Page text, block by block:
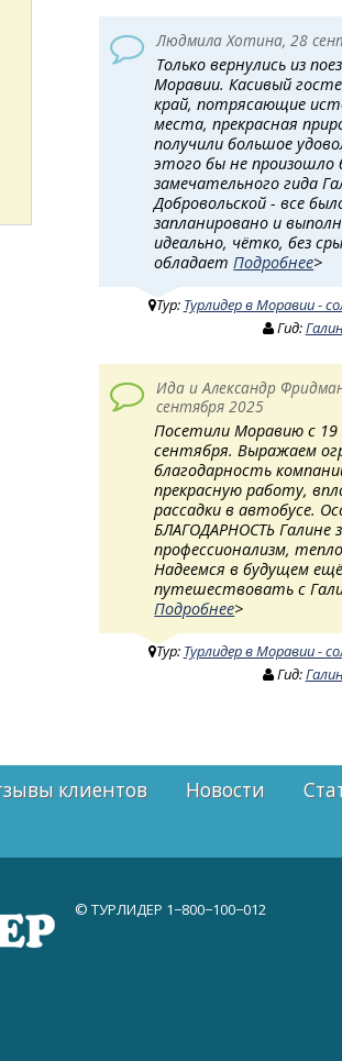
Людмила Хотина, 28
Только вернулись из
Моравии. Касивый
край, потрясающие
места, прекрасная
получили большое
этого бы не произошло
замечательного гида
Добровольской - все
запланировано и
идеально, чётко, без
обладаетПодробнее>
Тур: Турлидер в Моравии -
Гид:
Ида и Александр
сентября 2025
Посетили Моравию с 19
сентября. Выражаем
благодарность
прекрасную работу,
рассадки в автобусе.
БЛАГОДАРНОСТЬ Галине
профессионализм,
Надеемся в будущем
путешествовать с
Подробнее>
Тур: Турлидер в Моравии -
Гид:
клиентов Новости
© ТУРЛИДЕР 1−800−100−012